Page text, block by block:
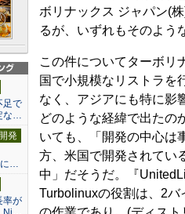
ボリナックス ジャパン(
るが、いずれもそのよう
この件についてターボリ
国で小規模なリストラを
なく、アジアにも特に影
どのような経緯で出たの
いても、「開発の中心は
方、米国で開発されてい
中」だそうだ。『
Turbolinuxの役割は、2バ
足で
な…
発
に…
率が